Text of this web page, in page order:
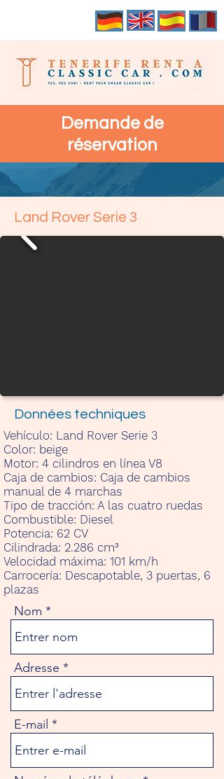
Demande de
réservation
Land Rover Serie 3
Données techniques
Vehículo: Land Rover Serie 3
Color: beige
Motor: 4 cilindros en línea V8
Caja de cambios: Caja de cambios
manual de 4 marchas
Tipo de tracción: A las cuatro ruedas
Combustible: Diesel
Potencia: 62 CV
Cilindrada: 2.286 cm³
Velocidad máxima: 101 km/h
Carrocería: Descapotable, 3 puertas, 6
plazas
Nom
Adresse
E-mail